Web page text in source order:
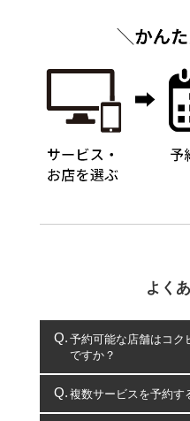
よく
予約可能な店舗はコク
ですか？
コクピット・タイヤ館
複数サービスを予約す